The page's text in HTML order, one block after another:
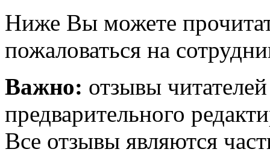
Ниже Вы можете
пожаловаться на
Важно: отзывы
предварительного
Все отзывы являются